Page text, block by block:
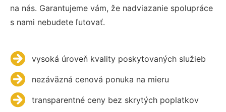
na nás. Garantujeme vám, že nadviazanie spolupráce
s nami nebudete ľutovať.
vysoká úroveň kvality poskytovaných služieb
nezáväzná cenová ponuka na mieru
transparentné ceny bez skrytých poplatkov